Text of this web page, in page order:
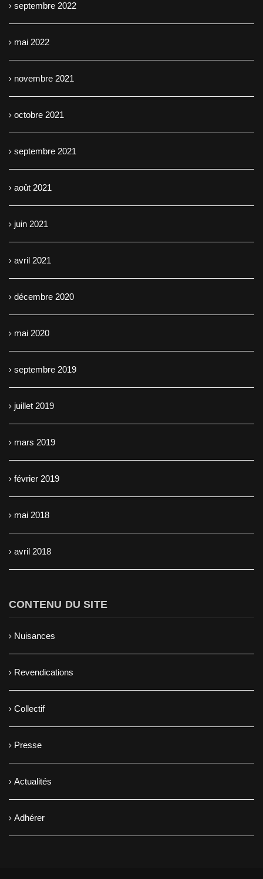
septembre 2022
mai 2022
novembre 2021
octobre 2021
septembre 2021
août 2021
juin 2021
avril 2021
décembre 2020
mai 2020
septembre 2019
juillet 2019
mars 2019
février 2019
mai 2018
avril 2018
CONTENU DU SITE
Nuisances
Revendications
Collectif
Presse
Actualités
Adhérer